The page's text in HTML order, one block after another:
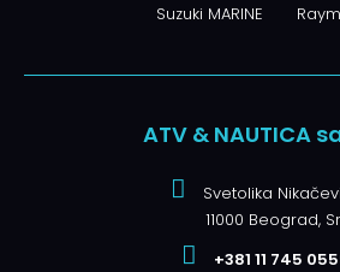
Suzuki MARINE
ATV & NAUTICA
Svetolika
11000 Beograd,
+381 11 745